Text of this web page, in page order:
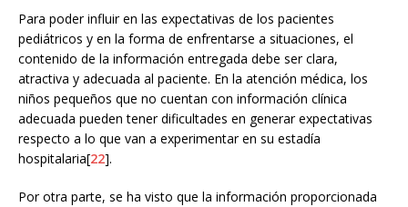
Para poder influir en las expectativas de los pacientes
pediátricos y en la forma de enfrentarse a situaciones, el
contenido de la información entregada debe ser clara,
atractiva y adecuada al paciente. En la atención médica, los
niños pequeños que no cuentan con información clínica
adecuada pueden tener dificultades en generar expectativas
respecto a lo que van a experimentar en su estadía
hospitalaria[22].
Por otra parte, se ha visto que la información proporcionada